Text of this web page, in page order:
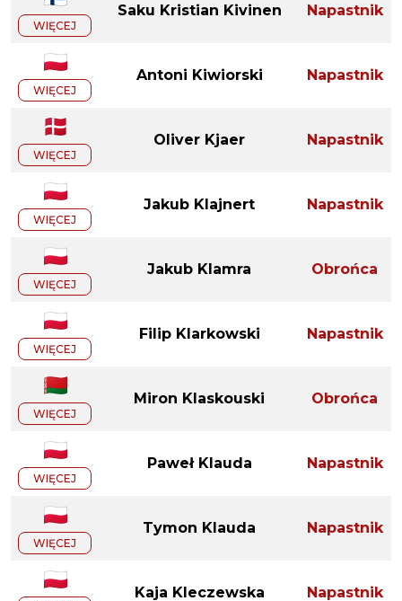
WIĘCEJ
Saku Kristian Kivinen Napastnik
WIĘCEJ
Antoni Kiwiorski Napastnik
WIĘCEJ
Oliver Kjaer Napastnik
WIĘCEJ
Jakub Klajnert Napastnik
WIĘCEJ
Jakub Klamra Obrońca
WIĘCEJ
Filip Klarkowski Napastnik
WIĘCEJ
Miron Klaskouski Obrońca
WIĘCEJ
Paweł Klauda Napastnik
WIĘCEJ
Tymon Klauda Napastnik
Kaja Kleczewska Napastnik